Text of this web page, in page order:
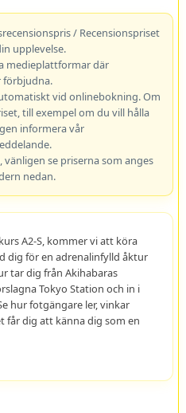
/ Recensionspriset
upplevelse.
medieplattformar där
förbjudna.
vid onlinebokning. Om
till exempel om du vill hålla
informera vår
se priserna som anges
nedan.
A2-S, kommer vi att köra
dig för en adrenalinfylld åktur
tar dig från Akihabaras
Tokyo Station och in i
hur fotgängare ler, vinkar
får dig att känna dig som en